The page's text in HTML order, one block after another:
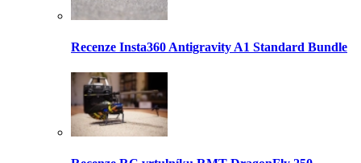
Recenze Insta360 Antigravity A1 Standard Bundle